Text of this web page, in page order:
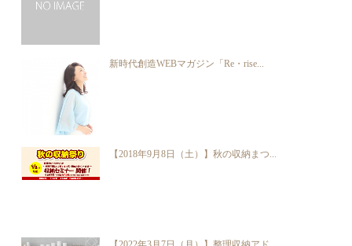
新時代創造WEBマガジン「Re・rise...
【2018年9月8日（土）】秋の収納まつ...